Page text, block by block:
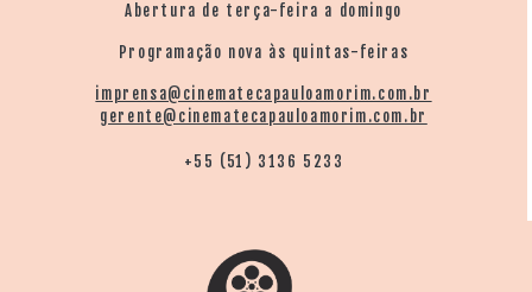
Abertura de terça-feira a domingo
Programação nova às quintas-feiras
imprensa@cinematecapauloamorim.com.br
gerente@cinematecapauloamorim.com.br
+55 (51) 3136 5233